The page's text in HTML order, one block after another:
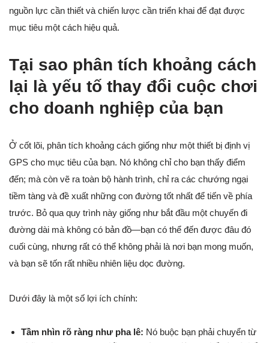
nguồn lực cần thiết và chiến lược cần triển khai để đạt được
mục tiêu một cách hiệu quả.
Tại sao phân tích khoảng cách
lại là yếu tố thay đổi cuộc chơi
cho doanh nghiệp của bạn
Ở cốt lõi, phân tích khoảng cách giống như một thiết bị định vị
GPS cho mục tiêu của bạn. Nó không chỉ cho bạn thấy điểm
đến; mà còn vẽ ra toàn bộ hành trình, chỉ ra các chướng ngại
tiềm tàng và đề xuất những con đường tốt nhất để tiến về phía
trước. Bỏ qua quy trình này giống như bắt đầu một chuyến đi
đường dài mà không có bản đồ—bạn có thể đến được đâu đó
cuối cùng, nhưng rất có thể không phải là nơi bạn mong muốn,
và bạn sẽ tốn rất nhiều nhiên liệu dọc đường.
Dưới đây là một số lợi ích chính:
Tầm nhìn rõ ràng như pha lê: Nó buộc bạn phải chuyển từ